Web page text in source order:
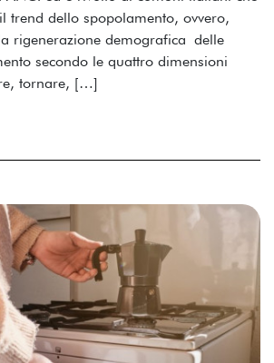
trend dello spopolamento, ovvero,
rigenerazione demografica delle
secondo le quattro dimensioni
tornare, […]